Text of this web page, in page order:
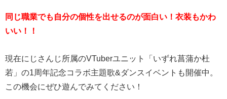
同じ職業でも自分の個性を出せるのが面白い！衣装もかわ
いい！！
現在にじさんじ所属のVTuberユニット「いずれ菖蒲か杜
若」の1周年記念コラボ主題歌&ダンスイベントも開催中。
この機会にぜひ遊んでみてください！